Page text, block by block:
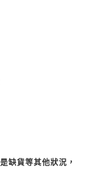
缺貨等其他狀況，